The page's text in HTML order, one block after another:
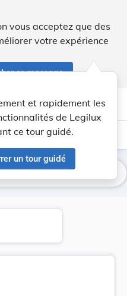
vous acceptez que des
votre expérience
ce message
help Aide
et rapidement les
de Legilux
ce tour guidé.
un tour guidé
light_mode dark_mode